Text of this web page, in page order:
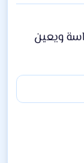
لهم راتب مقداره ١٥٠ الف شهرياً اثناء الدراسة ويعين